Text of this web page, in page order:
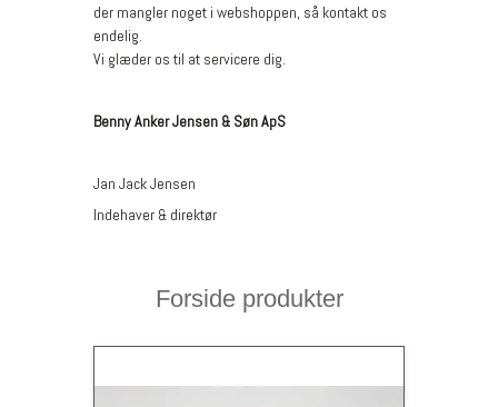
der mangler noget i webshoppen, så kontakt os
endelig.
Vi glæder os til at servicere dig.
Benny Anker Jensen & Søn ApS
Jan Jack Jensen
Indehaver & direktør
Forside produkter